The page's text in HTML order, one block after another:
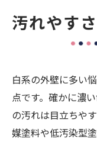
汚れやす
白系の外壁に多い
点です。確かに濃
の汚れは目立ちや
媒塗料や低汚染型